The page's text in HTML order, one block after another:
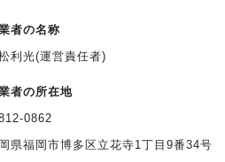
者の名称
利光(運営責任者)
者の所在地
0862
県福岡市博多区立花寺1丁目9番34号